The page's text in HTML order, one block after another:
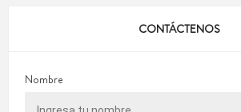
CONTÁCTENOS
Nombre